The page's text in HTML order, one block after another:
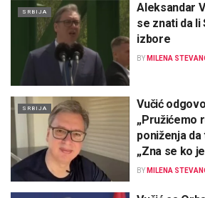
SRBIJA
Aleksandar
se znati da li
izbore
BY MILENA
SRBIJA
Vučić
„Pružićemo
poniženja
„Zna se ko
BY MILENA